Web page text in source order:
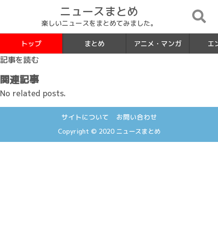
ニュースまとめ
楽しいニュースをまとめてみました。
トップ まとめ アニメ・マンガ エ
記事を読む
関連記事
No related posts.
サイトについて お問い合わせ
Copyright © 2020 ニュースまとめ